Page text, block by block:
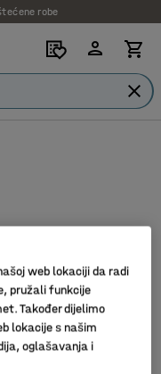
robe
web lokaciji da radi
pružali funkcije
Također dijelimo
lokacije s našim
oglašavanja i